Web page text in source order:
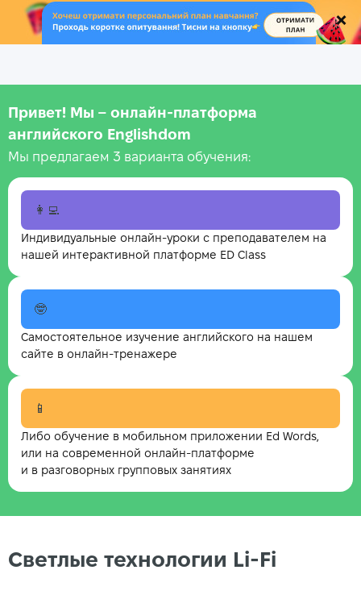
.
Привет! Мы – онлайн‑платформа
английского Englishdom
Мы предлагаем 3 варианта обучения:
👩‍💻
Индивидуальные онлайн-уроки с преподавателем на
нашей интерактивной платформе ED Class
🤓
Самостоятельное изучение английского на нашем
сайте в онлайн-тренажере
📱
Либо обучение в мобильном приложении Ed Words,
или на современной онлайн-платформе
и в разговорных групповых занятиях
Светлые технологии Li-Fi